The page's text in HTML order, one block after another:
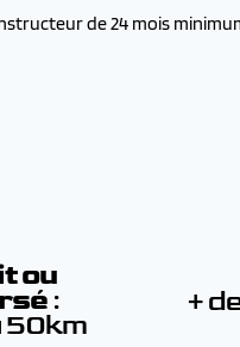
de 24 mois
ou
:
50km
+